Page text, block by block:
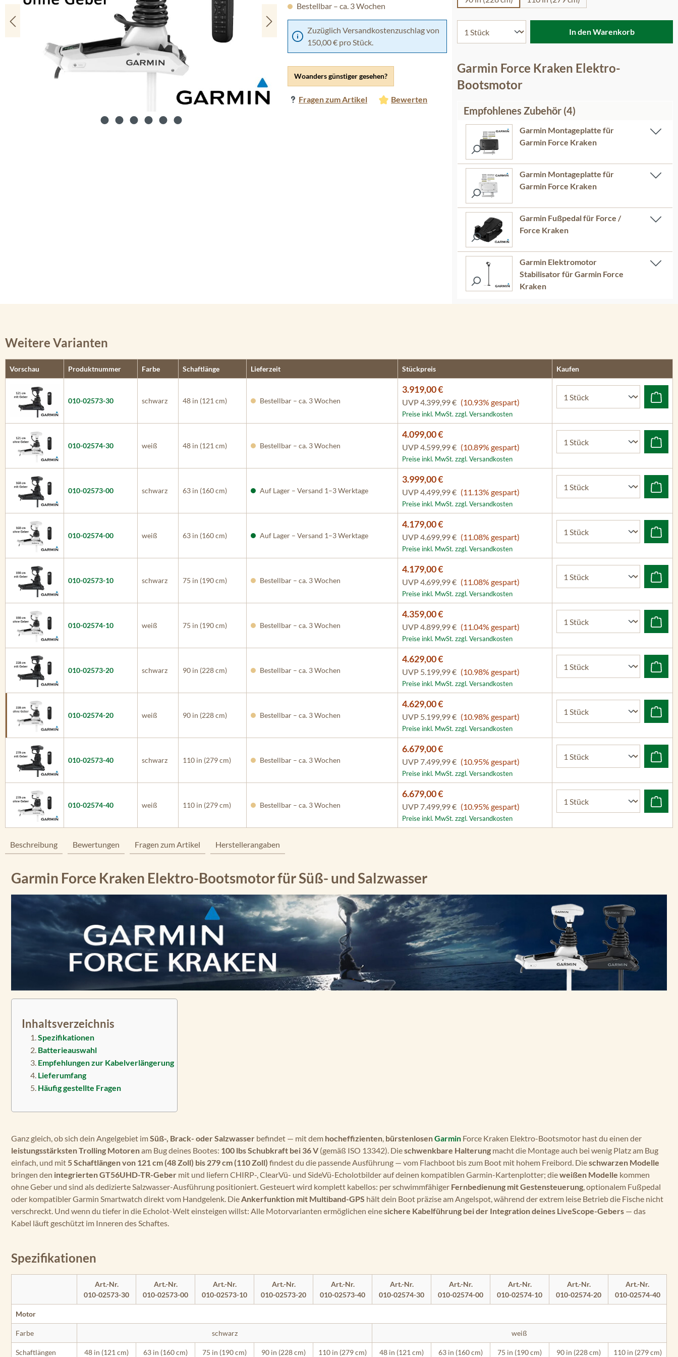
Zuzüglich Versandkostenzuschlag von
150,00 € pro Stück.
Woanders günstiger gesehen?
Fragen zum Artikel Bewerten
Bestellbar – ca. 3 Wochen
In den Warenkorb
Garmin Force Kraken Elektro-
Bootsmotor
Empfohlenes Zubehör (4)
Garmin Montageplatte für
Garmin Force Kraken
Garmin Montageplatte für
Garmin Force Kraken
Garmin Fußpedal für Force /
Force Kraken
Garmin Elektromotor
Stabilisator für Garmin Force
Kraken
Weitere Varianten
Vorschau Produktnummer Farbe Schaftlänge Lieferzeit Stückpreis Kaufen
010-02573-30 schwarz 48 in (121 cm) Bestellbar – ca. 3 Wochen
3.919,00 €
UVP4.399,99 € (10.93% gespart)
Preise inkl. MwSt. zzgl. Versandkosten
010-02574-30 weiß 48 in (121 cm) Bestellbar – ca. 3 Wochen
4.099,00 €
UVP4.599,99 € (10.89% gespart)
Preise inkl. MwSt. zzgl. Versandkosten
010-02573-00 schwarz 63 in (160 cm) Auf Lager – Versand 1–3 Werktage
3.999,00 €
UVP4.499,99 € (11.13% gespart)
Preise inkl. MwSt. zzgl. Versandkosten
010-02574-00 weiß 63 in (160 cm) Auf Lager – Versand 1–3 Werktage
4.179,00 €
UVP4.699,99 € (11.08% gespart)
Preise inkl. MwSt. zzgl. Versandkosten
010-02573-10 schwarz 75 in (190 cm) Bestellbar – ca. 3 Wochen
4.179,00 €
UVP4.699,99 € (11.08% gespart)
Preise inkl. MwSt. zzgl. Versandkosten
010-02574-10 weiß 75 in (190 cm) Bestellbar – ca. 3 Wochen
4.359,00 €
UVP4.899,99 € (11.04% gespart)
Preise inkl. MwSt. zzgl. Versandkosten
010-02573-20 schwarz 90 in (228 cm) Bestellbar – ca. 3 Wochen
4.629,00 €
UVP 5.199,99 € (10.98% gespart)
Preise inkl. MwSt. zzgl. Versandkosten
010-02574-20 weiß 90 in (228 cm) Bestellbar – ca. 3 Wochen
4.629,00 €
UVP 5.199,99 € (10.98% gespart)
Preise inkl. MwSt. zzgl. Versandkosten
010-02573-40 schwarz 110 in (279 cm) Bestellbar – ca. 3 Wochen
6.679,00 €
UVP 7.499,99 € (10.95% gespart)
Preise inkl. MwSt. zzgl. Versandkosten
010-02574-40 weiß 110 in (279 cm) Bestellbar – ca. 3 Wochen
6.679,00 €
UVP 7.499,99 € (10.95% gespart)
Preise inkl. MwSt. zzgl. Versandkosten
Beschreibung Bewertungen Fragen zum Artikel Herstellerangaben
Garmin Force Kraken Elektro-Bootsmotor für Süß- und Salzwasser
Inhaltsverzeichnis
Spezifikationen
Batterieauswahl
Empfehlungen zur Kabelverlängerung
Lieferumfang
Häufig gestellte Fragen
Ganz gleich, ob sich dein Angelgebiet imSüß-, Brack- oder Salzwasser befindet — mit dem hocheffizienten, bürstenlosenGarmin Force Kraken Elektro-Bootsmotor hast du einen der
leistungsstärksten Trolling Motorenam Bug deines Bootes: 100 lbs Schubkraft bei 36 V (gemäß ISO 13342). Dieschwenkbare Halterung macht die Montage auch bei wenig Platz am Bug
einfach, und mit5 Schaftlängen von 121 cm (48 Zoll) bis 279 cm (110 Zoll) findest du die passende Ausführung — vom Flachboot bis zum Boot mit hohem Freibord. Dieschwarzen Modelle
bringen den integrierten GT56UHD-TR-Geber mit und liefern CHIRP-, ClearVü- und SideVü-Echolotbilder auf deinen kompatiblen Garmin-Kartenplotter; dieweißen Modelle kommen
ohne Geber und sind als dedizierte Salzwasser-Ausführung positioniert. Gesteuert wird komplett kabellos: per schwimmfähiger Fernbedienung mit Gestensteuerung, optionalem Fußpedal
oder kompatibler Garmin Smartwatch direkt vom Handgelenk. DieAnkerfunktion mit Multiband-GPS hält dein Boot präzise am Angelspot, während der extrem leise Betrieb die Fische nicht
verschreckt. Und wenn du tiefer in die Echolot-Welt einsteigen willst: Alle Motorvarianten ermöglichen einesichere Kabelführung bei der Integration deines LiveScope-Gebers — das
Kabel läuft geschützt im Inneren des Schaftes.
Spezifikationen
Art.-Nr.
010-02573-30
Art.-Nr.
010-02573-00
Art.-Nr.
010-02573-10
Art.-Nr.
010-02573-20
Art.-Nr.
010-02573-40
Art.-Nr.
010-02574-30
Art.-Nr.
010-02574-00
Art.-Nr.
010-02574-10
Art.-Nr.
010-02574-20
Art.-Nr.
010-02574-40
Motor
Farbe schwarz weiß
Schaftlängen 48 in (121 cm) 63 in (160 cm) 75 in (190 cm) 90 in (228 cm) 110 in (279 cm) 48 in (121 cm) 63 in (160 cm) 75 in (190 cm) 90 in (228 cm) 110 in (279 cm)